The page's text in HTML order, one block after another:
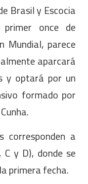
Brasil y Escocia
once de
Mundial, parece
aparcará
y optará por un
formado por
a
y D), donde se
primera fecha.